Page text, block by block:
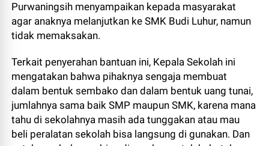
Purwaningsih menyampaikan kepada masyarakat
agar anaknya melanjutkan ke SMK Budi Luhur, namun
tidak memaksakan.
Terkait penyerahan bantuan ini, Kepala Sekolah ini
mengatakan bahwa pihaknya sengaja membuat
dalam bentuk sembako dan dalam bentuk uang tunai,
jumlahnya sama baik SMP maupun SMK, karena mana
tahu di sekolahnya masih ada tunggakan atau mau
beli peralatan sekolah bisa langsung di gunakan. Dan